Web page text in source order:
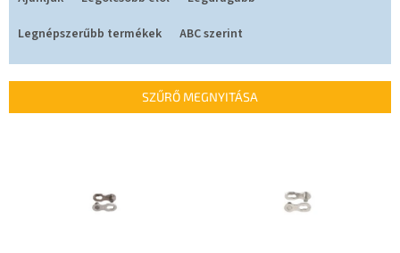
m
k
Legnépszerűbb termékek
ABC szerint
SZŰRŐ MEGNYITÁSA